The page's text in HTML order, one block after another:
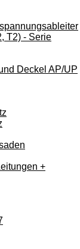
T2) - Serie
Deckel AP/UP
+